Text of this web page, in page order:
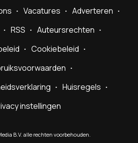
Vacatures
Adverteren
RSS
Auteursrechten
Cookiebeleid
Huisregels
instellingen
B.V. alle rechten voorbehouden.